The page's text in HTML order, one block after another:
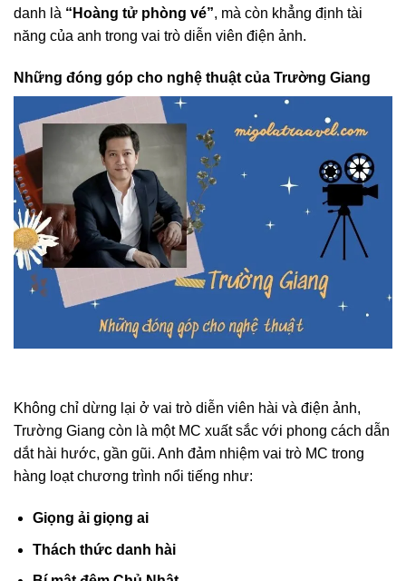
danh là “Hoàng tử phòng vé”, mà còn khẳng định tài
năng của anh trong vai trò diễn viên điện ảnh.
Những đóng góp cho nghệ thuật của Trường Giang
Không chỉ dừng lại ở vai trò diễn viên hài và điện ảnh,
Trường Giang còn là một MC xuất sắc với phong cách dẫn
dắt hài hước, gần gũi. Anh đảm nhiệm vai trò MC trong
hàng loạt chương trình nổi tiếng như:
Giọng ải giọng ai
Thách thức danh hài